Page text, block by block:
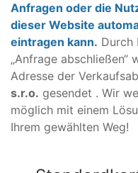
Anfragen oder die
dieser Website
eintragen kann. Durch
„Anfrage abschließen“
Adresse der
s.r.o. gesendet . Wir
möglich mit einem
Ihrem gewählten Weg!